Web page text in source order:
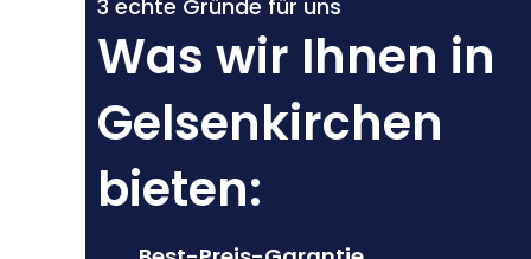
3 echte Gründe für uns
Was wir Ihnen in
Gelsenkirchen
bieten: